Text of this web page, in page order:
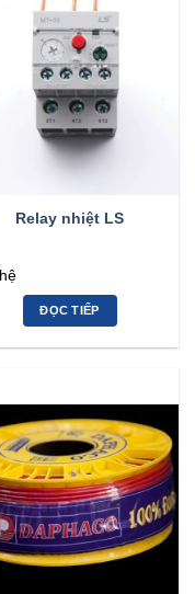
Relay nhiệt LS
ĐỌC TIẾP